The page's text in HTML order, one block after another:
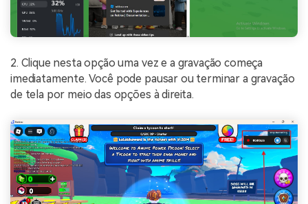
2. Clique nesta opção uma vez e a gravação começa
imediatamente. Você pode pausar ou terminar a gravação
de tela por meio das opções à direita.